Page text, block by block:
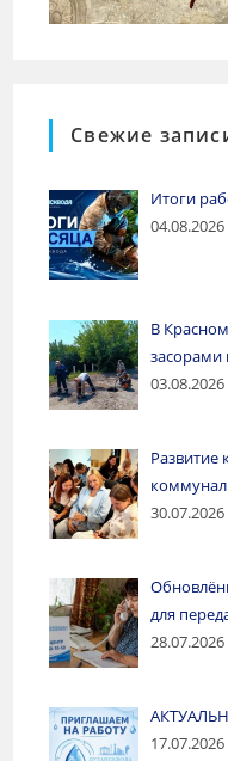
Свежие
Итоги
04.08.2026
В
засорами
03.08.2026
Развитие
30.07.2026
для
28.07.2026
17.07.2026